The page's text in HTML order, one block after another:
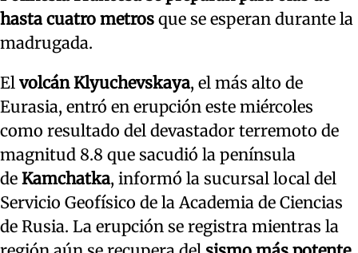
hasta cuatro metros que se esperan durante la
madrugada.
El volcán Klyuchevskaya, el más alto de
Eurasia, entró en erupción este miércoles
como resultado del devastador terremoto de
magnitud 8.8 que sacudió la península
de Kamchatka, informó la sucursal local del
Servicio Geofísico de la Academia de Ciencias
de Rusia. La erupción se registra mientras la